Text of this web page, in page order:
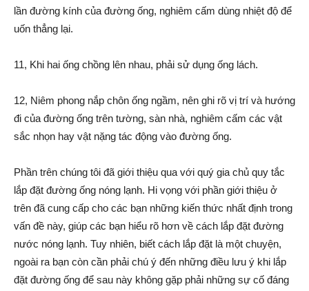
lần đường kính của đường ống, nghiêm cấm dùng nhiệt độ để
uốn thẳng lại.
11, Khi hai ống chồng lên nhau, phải sử dụng ống lách.
12, Niêm phong nắp chôn ống ngầm, nên ghi rõ vị trí và hướng
đi của đường ống trên tường, sàn nhà, nghiêm cấm các vật
sắc nhọn hay vật nặng tác động vào đường ống.
Phần trên chúng tôi đã giới thiệu qua với quý gia chủ quy tắc
lắp đặt đường ống nóng lạnh. Hi vọng với phần giới thiệu ở
trên đã cung cấp cho các bạn những kiến thức nhất định trong
vấn đề này, giúp các bạn hiểu rõ hơn về cách lắp đặt đường
nước nóng lạnh. Tuy nhiên, biết cách lắp đặt là một chuyện,
ngoài ra bạn còn cần phải chú ý đến những điều lưu ý khi lắp
đặt đường ống để sau này không gặp phải những sự cố đáng